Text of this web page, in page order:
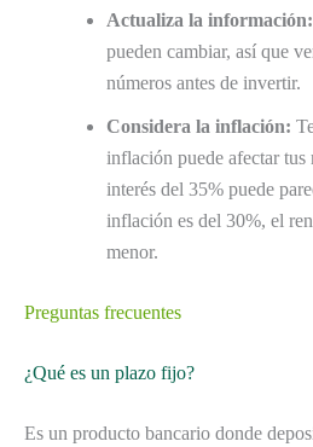
Actualiza la información:
pueden cambiar, así que
números antes de invertir.
Considera la inflación:
inflación puede afectar
interés del 35% puede
inflación es del 30%, el
menor.
Preguntas frecuentes
¿Qué es un plazo fijo?
Es un producto bancario donde